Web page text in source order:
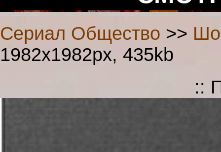
Сериал Общество >>
1982x1982px, 435kb
::